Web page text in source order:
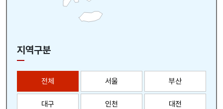
지역구분
전체 서울 부산
대구 인천 대전